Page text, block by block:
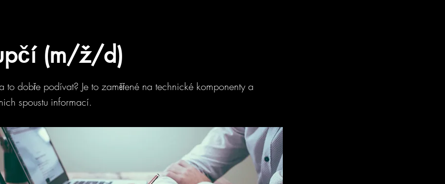
(m/ž/d)
to dobře podívat? Je to zaměřené na technické komponenty a
spoustu informací.